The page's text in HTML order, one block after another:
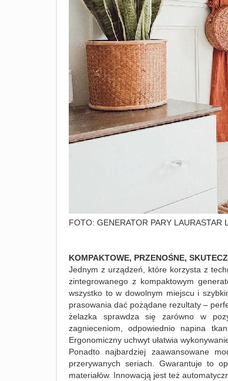
FOTO: GENERATOR PARY LAURASTAR
KOMPAKTOWE, PRZENOŚNE,
Jednym z urządzeń, które korzysta z
zintegrowanego z kompaktowym
wszystko to w dowolnym miejscu i
prasowania dać pożądane rezultaty –
żelazka sprawdza się zarówno w
zagnieceniom, odpowiednio napina
Ergonomiczny uchwyt ułatwia
Ponadto najbardziej zaawansowane
przerywanych seriach. Gwarantuje to
materiałów. Innowacją jest też